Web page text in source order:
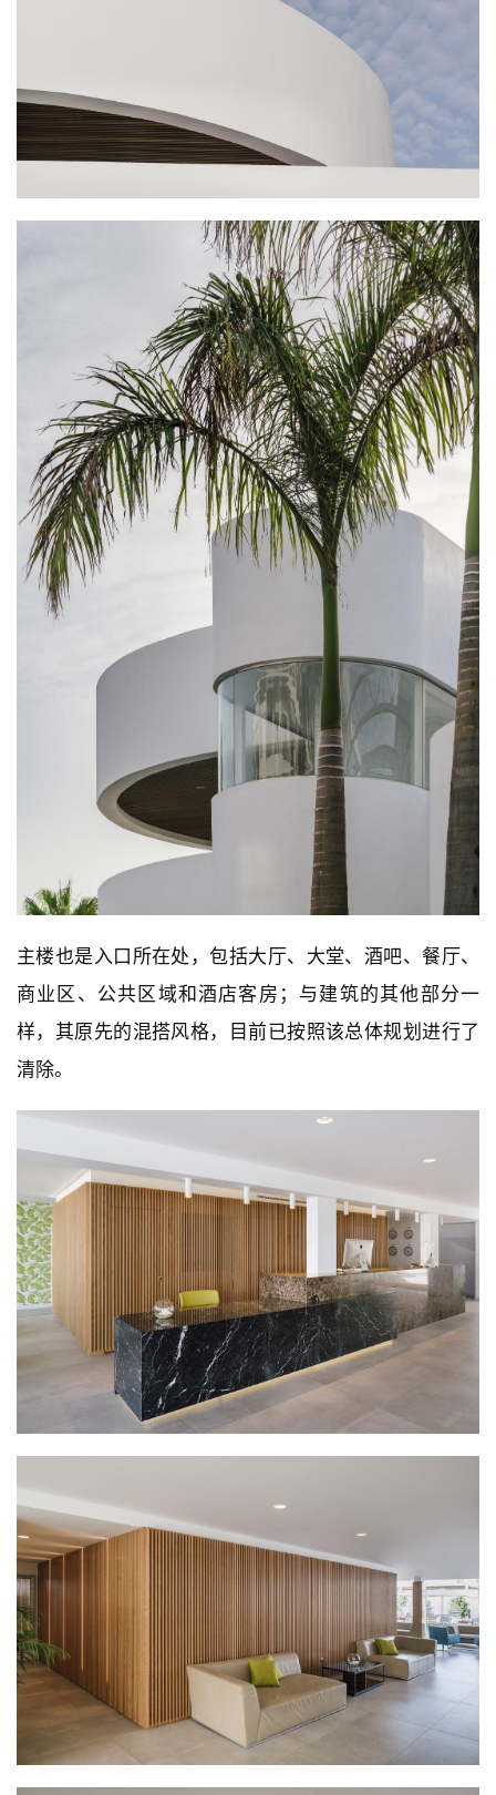
主楼也是入口所在处，包括大厅、大堂、酒吧、餐厅、
商业区、公共区域和酒店客房；与建筑的其他部分一
样，其原先的混搭风格，目前已按照该总体规划进行了
清除。